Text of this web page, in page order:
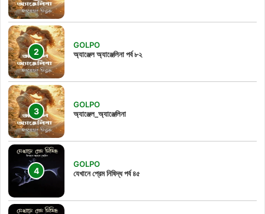
GOLPO
অ্যাঞ্জেল অ্যাঞ্জেলিনা পর্ব ৮২
GOLPO
অ্যাঞ্জেল_অ্যাঞ্জেলিনা
GOLPO
যেখানে প্রেম নিষিদ্ধ পর্ব ৪৫